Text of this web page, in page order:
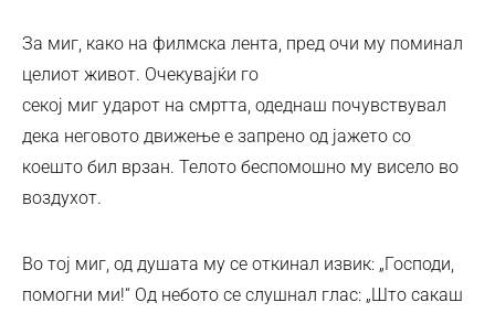
За миг, како на филмска лента, пред очи му поминал
целиот живот. Очекувајќи го
секој миг ударот на смртта, одеднаш почувствувал
дека неговото движење е запрено од јажето со
коешто бил врзан. Телото беспомошно му висело во
воздухот.
Во тој миг, од душата му се откинал извик: „Господи,
помогни ми!“ Од небото се слушнал глас: „Што сакаш